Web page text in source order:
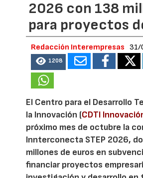
2026 con 138
para proyectos
Redacción Interempresas 31/
1208
El Centro para el Desarrollo
la Innovación (CDTI
próximo mes de octubre la
Innterconecta STEP 2026,
millones de euros en
financiar proyectos